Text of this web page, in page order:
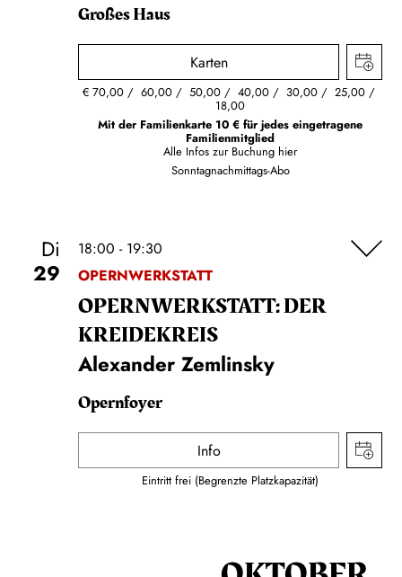
Großes Haus
Karten
€ 70,00 60,00 50,00 40,00 30,00 25,00
18,00
Mit der Familienkarte 10 € für jedes eingetragene
Familienmitglied
Alle Infos zur Buchung hier
Sonntagnachmittags-Abo
Di
29
18:00 - 19:30
OPERNWERKSTATT
OPERNWERKSTATT: DER
KREIDEKREIS
Alexander Zemlinsky
Opernfoyer
Info
Eintritt frei (Begrenzte Platzkapazität)